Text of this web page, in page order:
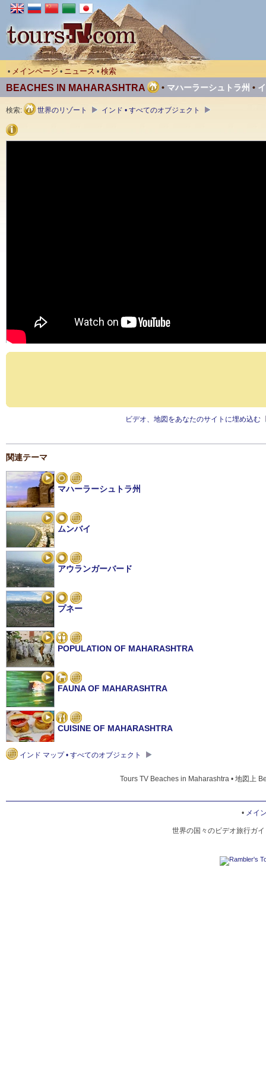
• メインページ • ニュース • 検索
BEACHES IN MAHARASHTRA • マハーラーシュトラ州 •
検索: 世界のリゾート インド • すべてのオブジェクト
ビデオ、地図をあなたのサイトに埋め込む
関連テーマ
マハーラーシュトラ州
ムンバイ
アウランガーバード
プネー
POPULATION OF MAHARASHTRA
FAUNA OF MAHARASHTRA
CUISINE OF MAHARASHTRA
インド マップ • すべてのオブジェクト
Tours TV Beaches in Maharashtra • 地図上
• メイ
世界の国々のビデオ旅行ガ